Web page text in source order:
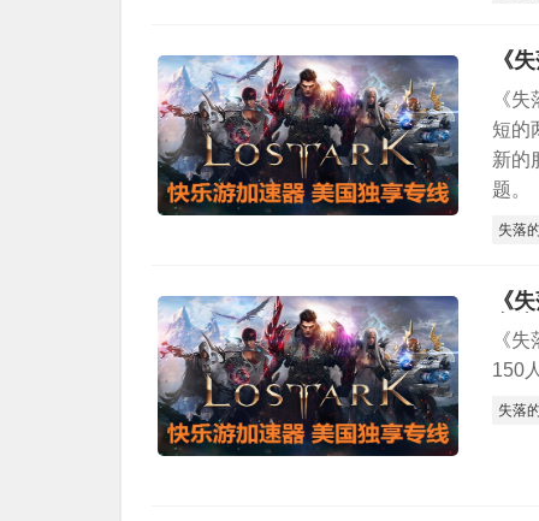
《
《
短的
新的
题。
失落
《
《
150
失落